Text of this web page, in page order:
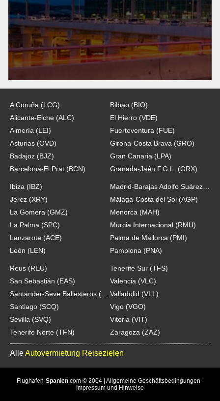
A Coruña (LCG)
Alicante-Elche (ALC)
Almería (LEI)
Asturias (OVD)
Badajoz (BJZ)
Barcelona-El Prat (BCN)
Bilbao (BIO)
El Hierro (VDE)
Fuerteventura (FUE)
Girona-Costa Brava (GRO)
Gran Canaria (LPA)
Granada-Jaén F.G.L. (GRX)
Ibiza (IBZ)
Jerez (XRY)
La Gomera (GMZ)
La Palma (SPC)
Lanzarote (ACE)
León (LEN)
Málaga-Costa del Sol (AGP)
Menorca (MAH)
Murcia Internacional (RMU)
Palma de Mallorca (PMI)
Pamplona (PNA)
Reus (REU)
San Sebastián (EAS)
Santiago (SCQ)
Sevilla (SVQ)
Tenerife Norte (TFN)
Tenerife Sur (TFS)
Valencia (VLC)
Valladolid (VLL)
Vigo (VGO)
Vitoria (VIT)
Zaragoza (ZAZ)
AlleAutovermietung Reisezielen
Flughafen-Spanien.com© 2004 | Allgemeine Geschäftsbedingungen -
Impressum und Hinweise